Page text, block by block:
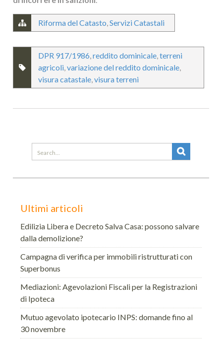
Riforma del Catasto,Servizi Catastali
DPR 917/1986,reddito dominicale,terreni
agricoli,variazione del reddito dominicale,
visura catastale,visura terreni
Search
for:
Ultimi articoli
Edilizia Libera e Decreto Salva Casa: possono salvare
dalla demolizione?
Campagna di verifica per immobili ristrutturati con
Superbonus
Mediazioni: Agevolazioni Fiscali per la Registrazioni
di Ipoteca
Mutuo agevolato ipotecario INPS: domande fino al
30 novembre